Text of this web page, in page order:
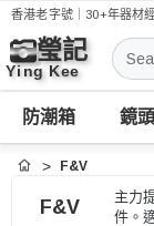
香港老字號｜30+年器材
搜
索
防潮箱 鏡頭
首頁 F&V
F&V
主力
件。